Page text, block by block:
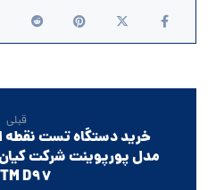
قبلی
خرید دستگاه تست نقطه
مدل پورپوینت شرکت
D97